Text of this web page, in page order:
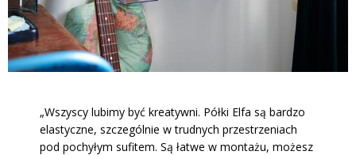
„Wszyscy lubimy być kreatywni. Półki Elfa są bardzo
elastyczne, szczególnie w trudnych przestrzeniach
pod pochyłym sufitem. Są łatwe w montażu, możesz